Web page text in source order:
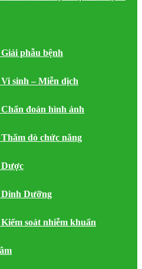
phẫu bệnh
sinh – Miễn dịch
đoán hình ảnh
dò chức năng
Dưỡng
soát nhiễm khuẩn